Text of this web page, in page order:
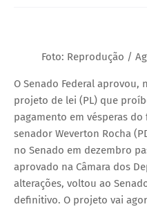
Foto: Reprodução /
O Senado Federal aprovou,
projeto de lei (PL) que
pagamento em vésperas
senador Weverton Rocha
no Senado em dezembro
aprovado na Câmara dos
alterações, voltou ao
definitivo. O projeto vai